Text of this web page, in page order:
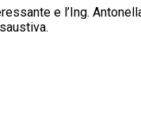
e l’Ing.